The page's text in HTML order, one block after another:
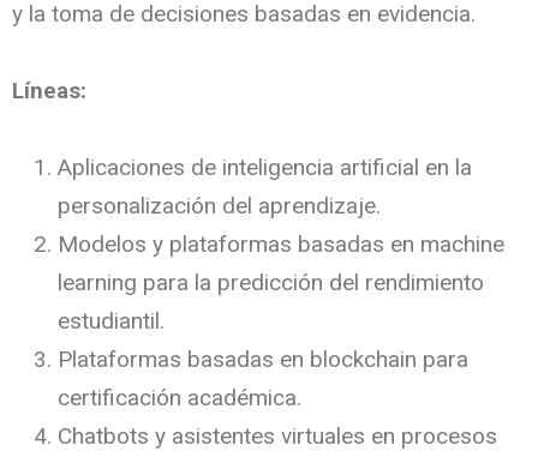
y la toma de decisiones basadas en evidencia.
Líneas:
Aplicaciones de inteligencia artificial en la
personalización del aprendizaje.
Modelos y plataformas basadas en machine
learning para la predicción del rendimiento
estudiantil.
Plataformas basadas en blockchain para
certificación académica.
Chatbots y asistentes virtuales en procesos